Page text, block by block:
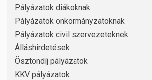
Pályázatok diákoknak
Pályázatok önkormányzatoknak
Pályázatok civil szervezeteknek
Álláshirdetések
Ösztöndíj pályázatok
KKV pályázatok